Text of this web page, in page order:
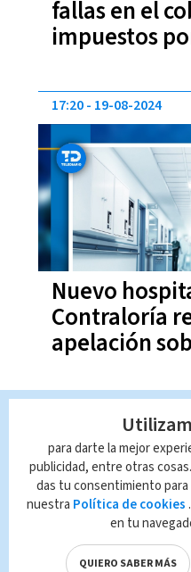
fallas en el
impuestos
Nuevo
Contraloría
apelación
17:20 19-08-2024
para darte la mejor
publicidad, entre otras
das tu consentimiento
nuestra Política de cookies
en tu
QUIERO SABER MÁS